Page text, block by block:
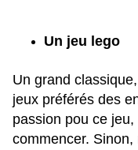
Un jeu lego
Un grand
jeux préférés des
passion pou ce
commencer.